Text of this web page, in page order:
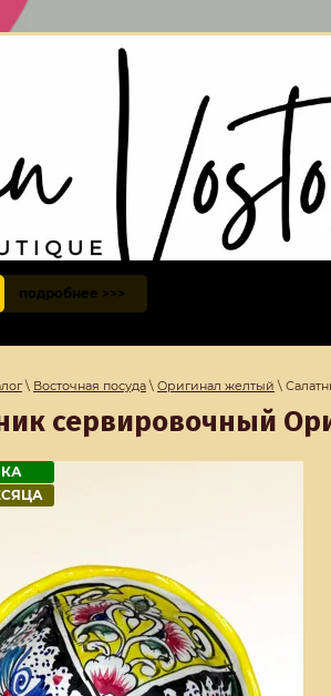
подробнее >>>
\ Восточная посуда\ Оригинал желтый \
сервировочный